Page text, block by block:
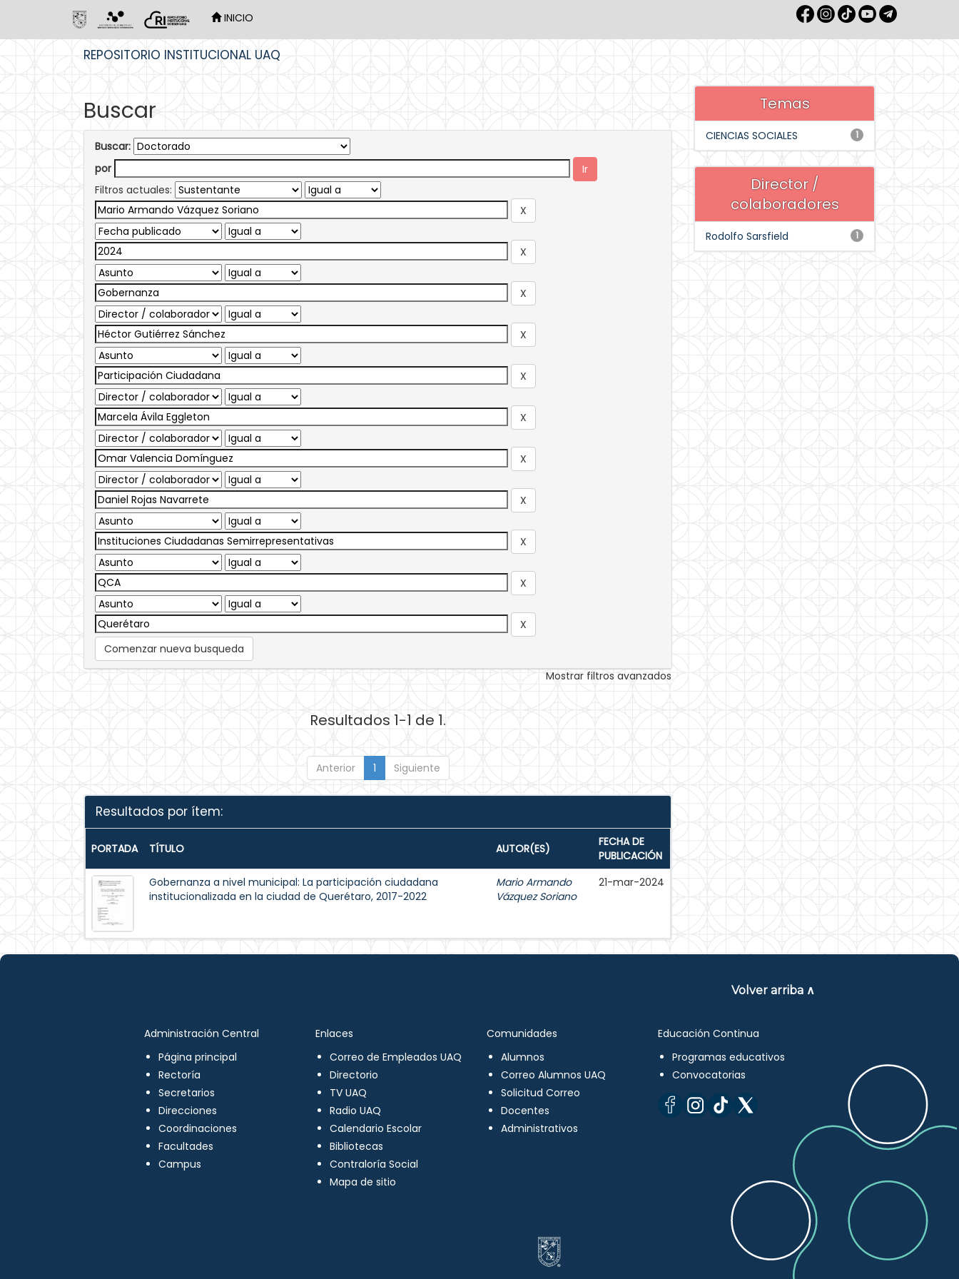
INICIO
REPOSITORIO INSTITUCIONAL UAQ
Buscar
Buscar:
por
Filtros actuales:
Comenzar nueva busqueda
Mostrar filtros avanzados
Resultados 1-1 de 1.
Anterior 1 Siguiente
Resultados por ítem:
PORTADA TÍTULO AUTOR(ES)
FECHA DE
PUBLICACIÓN
Gobernanza a nivel municipal: La participación ciudadana
institucionalizada en la ciudad de Querétaro, 2017-2022
Mario Armando
Vázquez Soriano
21-mar-2024
Temas
1
CIENCIAS SOCIALES
Director /
colaboradores
1
Rodolfo Sarsfield
Volver arriba ∧
Administración Central
Página principal
Rectoría
Secretarios
Direcciones
Coordinaciones
Facultades
Campus
Enlaces
Correo de Empleados UAQ
Directorio
TV UAQ
Radio UAQ
Calendario Escolar
Bibliotecas
Contraloría Social
Mapa de sitio
Comunidades
Alumnos
Correo Alumnos UAQ
Solicitud Correo
Docentes
Administrativos
Educación Continua
Programas educativos
Convocatorias